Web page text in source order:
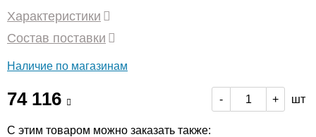
Характеристики
Состав поставки
Наличие по магазинам
74 116 - + шт
С этим товаром можно заказать также: